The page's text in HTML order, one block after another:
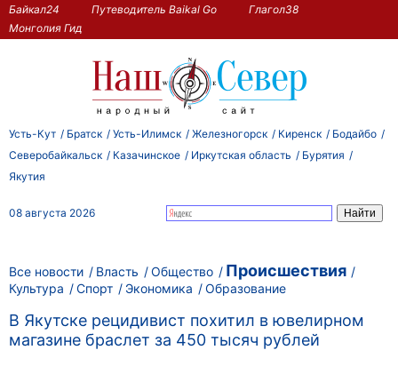
Байкал24 Путеводитель Baikal Go
Глагол38
Монголия Гид
Усть-Кут Братск Усть-Илимск Железногорск Киренск
Бодайбо
Северобайкальск
Казачинское Иркутская область
Бурятия
Якутия
08 августа 2026
Все новости Власть Общество Происшествия
Культура Спорт Экономика Образование
В Якутске рецидивист похитил в ювелирном
магазине браслет за 450 тысяч рублей